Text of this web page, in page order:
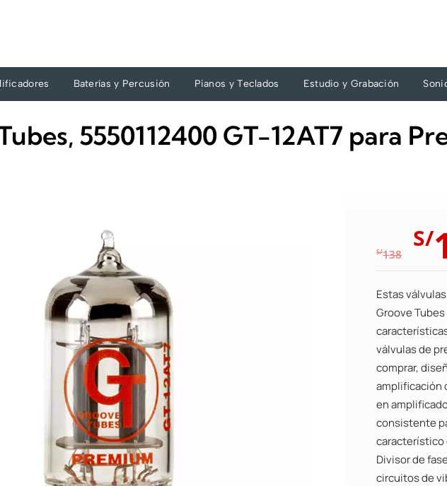
Baterías y Percusión Pianos y Teclados Estudio y Grabación
5550112400 GT-12AT7 para
S/138 El
S/
Estas
Groove
válvulas de
comprar,
amplificación
en
consistente
característico
Divisor de
circuitos de